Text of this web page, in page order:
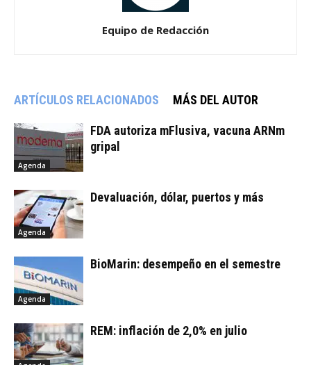
Equipo de Redacción
ARTÍCULOS RELACIONADOS MÁS DEL AUTOR
Agenda
FDA autoriza mFlusiva, vacuna ARNm
gripal
Agenda
Devaluación, dólar, puertos y más
Agenda
BioMarin: desempeño en el semestre
REM: inflación de 2,0% en julio